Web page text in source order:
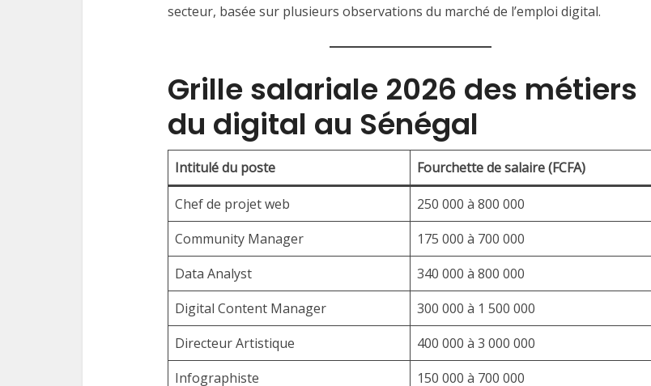
secteur, basée sur plusieurs observations du marché de l’emploi digital.
Grille salariale 2026 des métiers
du digital au Sénégal
Intitulé du poste Fourchette de salaire (FCFA)
Chef de projet web
250 000 à 800 000
Community Manager
175 000 à 700 000
Data Analyst
340 000 à 800 000
Digital Content Manager
300 000 à 1 500 000
Directeur Artistique
400 000 à 3 000 000
Infographiste
150 000 à 700 000